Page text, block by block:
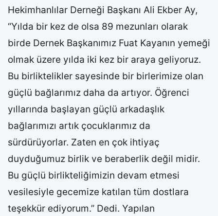
Hekimhanlılar Derneği Başkanı Ali Ekber Ay,
“Yılda bir kez de olsa 89 mezunları olarak
birde Dernek Başkanımız Fuat Kayanın yemeği
olmak üzere yılda iki kez bir araya geliyoruz.
Bu birliktelikler sayesinde bir birlerimize olan
güçlü bağlarımız daha da artıyor. Öğrenci
yıllarında başlayan güçlü arkadaşlık
bağlarımızı artık çocuklarımız da
sürdürüyorlar. Zaten en çok ihtiyaç
duyduğumuz birlik ve beraberlik değil midir.
Bu güçlü birlikteliğimizin devam etmesi
vesilesiyle gecemize katılan tüm dostlara
teşekkür ediyorum.” Dedi. Yapılan